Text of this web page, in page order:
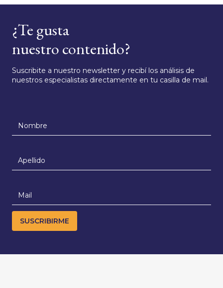
¿Te gusta
nuestro contenido?
Suscribite a nuestro newsletter y recibí los análisis de
nuestros especialistas directamente en tu casilla de mail.